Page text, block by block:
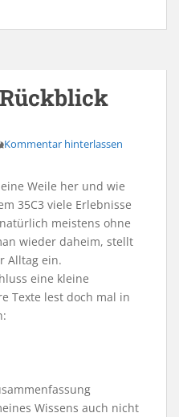
Kommentar hinterlassen
Weile her und wie
35C3 viele Erlebnisse
meistens ohne
wieder daheim, stellt
Alltag ein.
eine kleine
Texte lest doch mal in
Wissens auch nicht